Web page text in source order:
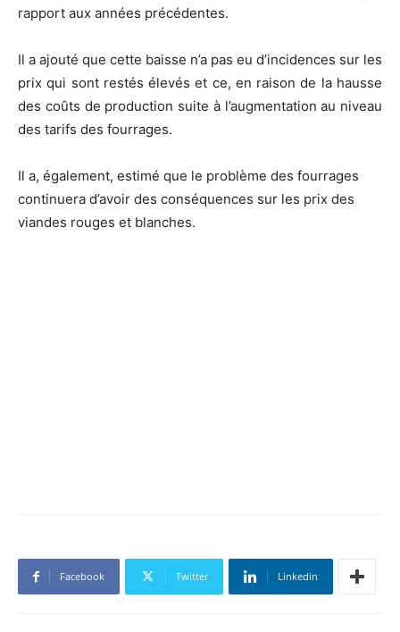
rapport aux années précédentes.
Il a ajouté que cette baisse n’a pas eu d’incidences sur les
prix qui sont restés élevés et ce, en raison de la hausse
des coûts de production suite à l’augmentation au niveau
des tarifs des fourrages.
Il a, également, estimé que le problème des fourrages
continuera d’avoir des conséquences sur les prix des
viandes rouges et blanches.
Facebook Twitter Linkedin